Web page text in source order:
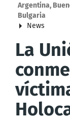
Argentina,
Bulgaria
News
La